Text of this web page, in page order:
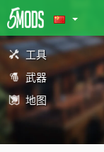
工具
武器
地图